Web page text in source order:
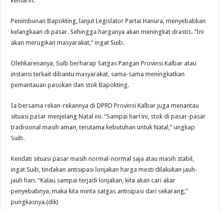
Penimbunan Bapokting, lanjut Legislator Partai Hanura, menyebabkan
kelangkaan di pasar. Sehingga harganya akan meningkat drastis. “Ini
akan merugikan masyarakat,” ingat Suib.
Olehkarenanya, Suib berharap Satgas Pangan Provinsi Kalbar atau
instansi terkait dibantu masyarakat, sama-sama meningkatkan
pemantauan pasokan dan stok Bapokting.
Ia bersama rekan-rekannya di DPRD Provinsi Kalbar juga menantau
situasi pasar menjelang Natal ini. “Sampai hari ini, stok di pasar-pasar
tradisional masih aman, terutama kebutuhan untuk Natal,” ungkap
Suib.
Kendati situasi pasar masih normal-normal saja atau masih stabil,
ingat Suib, tindakan antisipasi lonjakan harga mesti dilakukan jauh-
jauh hari. “Kalau sampai terjadi lonjakan, kita akan cari akar
penyebabnya, maka kita minta satgas antisipasi dari sekarang,”
pungkasnya.(dik)